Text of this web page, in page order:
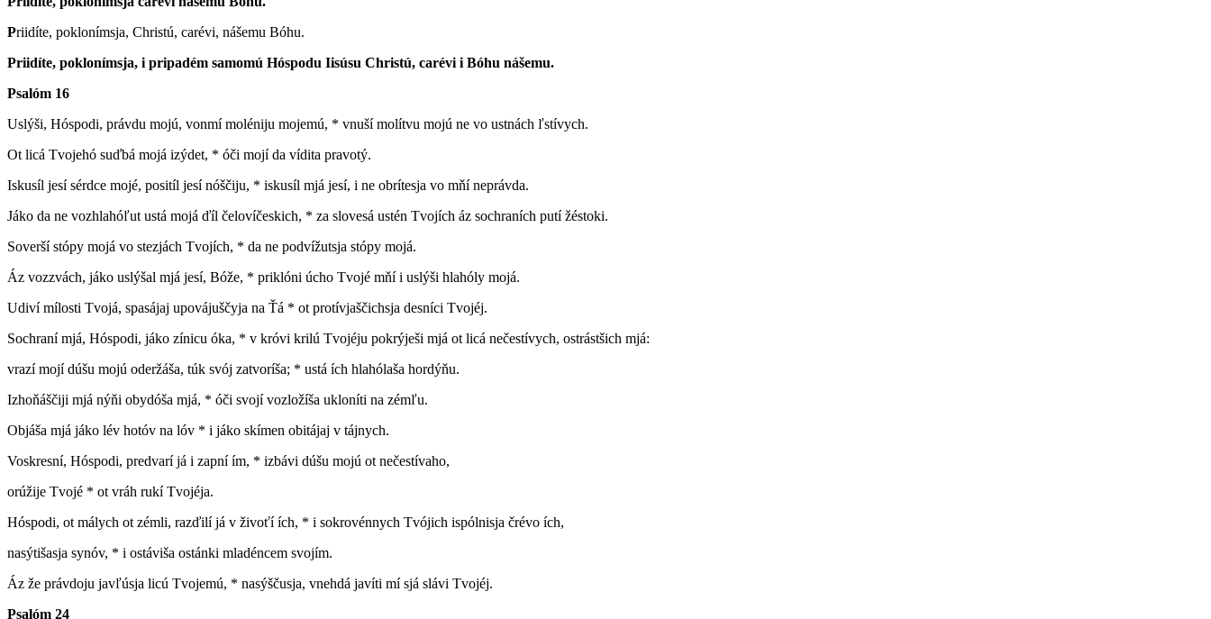
Priidíte, poklonímsja, Christú, carévi, nášemu Bóhu.
Priidíte, poklonímsja, i pripadém samomú Hóspodu Iisúsu Christú, carévi i Bóhu nášemu.
Psalóm 16
Uslýši, Hóspodi, právdu mojú, vonmí moléniju mojemú, * vnuší molítvu mojú ne vo ustnách ľstívych.
Ot licá Tvojehó suďbá mojá izýdet, * óči mojí da vídita pravotý.
Iskusíl jesí sérdce mojé, positíl jesí nóščiju, * iskusíl mjá jesí, i ne obrítesja vo mňí neprávda.
Jáko da ne vozhlahóľut ustá mojá ďíl čelovíčeskich, * za slovesá ustén Tvojích áz sochraních putí žéstoki.
Soverší stópy mojá vo stezjách Tvojích, * da ne podvížutsja stópy mojá.
Áz vozzvách, jáko uslýšal mjá jesí, Bóže, * priklóni úcho Tvojé mňí i uslýši hlahóly mojá.
Udiví mílosti Tvojá, spasájaj upovájuščyja na Ťá * ot protívjaščichsja desníci Tvojéj.
Sochraní mjá, Hóspodi, jáko zínicu óka, * v króvi krilú Tvojéju pokrýješi mjá ot licá nečestívych, ostrástšich mjá:
vrazí mojí dúšu mojú oderžáša, túk svój zatvoríša; * ustá ích hlahólaša hordýňu.
Izhoňáščiji mjá nýňi obydóša mjá, * óči svojí vozložíša ukloníti na zémľu.
Objáša mjá jáko lév hotóv na lóv * i jáko skímen obitájaj v tájnych.
Voskresní, Hóspodi, predvarí já i zapní ím, * izbávi dúšu mojú ot nečestívaho,
orúžije Tvojé * ot vráh rukí Tvojéja.
Hóspodi, ot málych ot zémli, razďilí já v živoťí ích, * i sokrovénnych Tvójich ispólnisja črévo ích,
nasýtišasja synóv, * i ostáviša ostánki mladéncem svojím.
Áz že právdoju javľúsja licú Tvojemú, * nasýščusja, vnehdá javíti mí sjá slávi Tvojéj.
Psalóm 24